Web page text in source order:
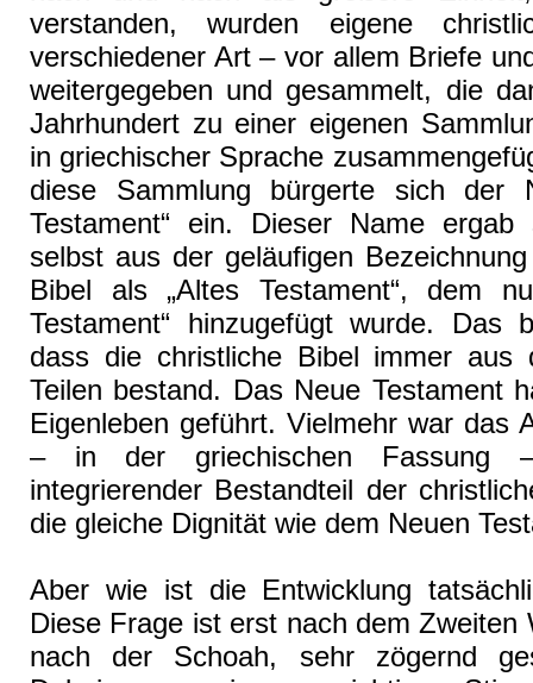
verstanden, wurden eigene
verschiedener Art – vor allem Briefe
weitergegeben und gesammelt, die
Jahrhundert zu einer eigenen
in griechischer Sprache
diese Sammlung bürgerte sich der
Testament“ ein. Dieser Name
selbst aus der geläufigen
Bibel als „Altes Testament“, dem
Testament“ hinzugefügt wurde. Das
dass die christliche Bibel immer aus
Teilen bestand. Das Neue Testament
Eigenleben geführt. Vielmehr war das
– in der griechischen Fassung
integrierender Bestandteil der
die gleiche Dignität wie dem Neuen
Aber wie ist die Entwicklung
Diese Frage ist erst nach dem Zweiten
nach der Schoah, sehr zögernd